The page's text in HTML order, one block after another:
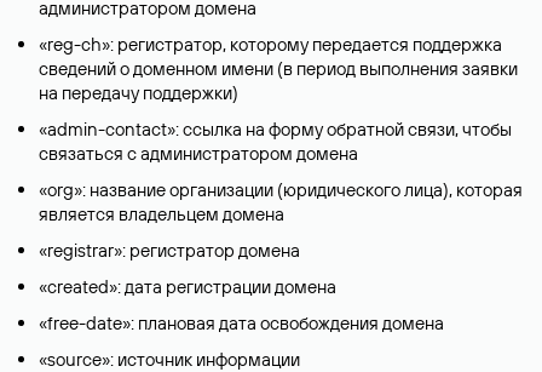
администратором домена
«reg-ch»: регистратор, которому передается поддержка
сведений о доменном имени (в период выполнения заявки
на передачу поддержки)
«admin-contact»: ссылка на форму обратной связи, чтобы
связаться с администратором домена
«org»: название организации (юридического лица), которая
является владельцем домена
«registrar»: регистратор домена
«created»: дата регистрации домена
«free-date»: плановая дата освобождения домена
«source»: источник информации